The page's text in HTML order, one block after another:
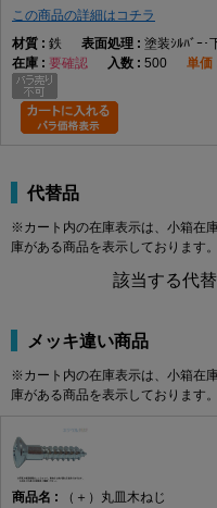
この商品の詳細はコチラ
鉄
塗装ｼﾙﾊﾞｰ･
要確認
500
代替品
※カート内の在庫表示は、小箱在
庫がある商品を表示しております。
該当する代
メッキ違い商品
※カート内の在庫表示は、小箱在
庫がある商品を表示しております。
（＋）丸皿木ねじ